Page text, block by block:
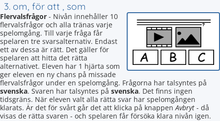
3. om, för att , som
Flervalsfrågor - Nivån innehåller 10
flervalsfrågor och alla tränas varje
spelomgång. Till varje fråga får
spelaren tre svarsalternativ. Endast
ett av dessa är rätt. Det gäller för
spelaren att hitta det rätta
alternativet. Eleven har 1 hjärta som
ger eleven en ny chans på missade
flervalsfrågor under en spelomgång. Frågorna har talsyntes på
svenska. Svaren har talsyntes på svenska. Det finns ingen
tidsgräns. När eleven valt alla rätta svar har spelomgången
klarats. Är det för svårt går det att klicka på knappenAvbryt - då
visas de rätta svaren - och spelaren får försöka klara nivån igen.